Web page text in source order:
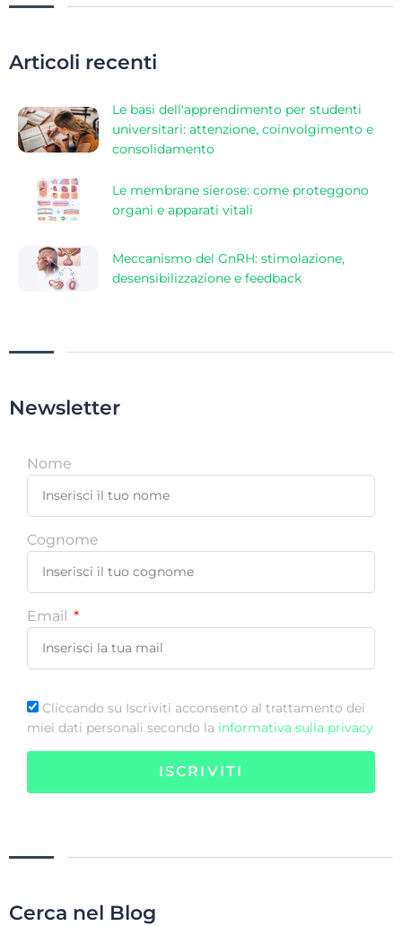
Articoli recenti
Le basi dell'apprendimento per studenti
universitari: attenzione, coinvolgimento e
consolidamento
Le membrane sierose: come proteggono
organi e apparati vitali
Meccanismo del GnRH: stimolazione,
desensibilizzazione e feedback
Newsletter
Nome
Cognome
Email
Cliccando su Iscriviti acconsento al trattamento dei
miei dati personali secondo la informativa sulla privacy
ISCRIVITI
Cerca nel Blog